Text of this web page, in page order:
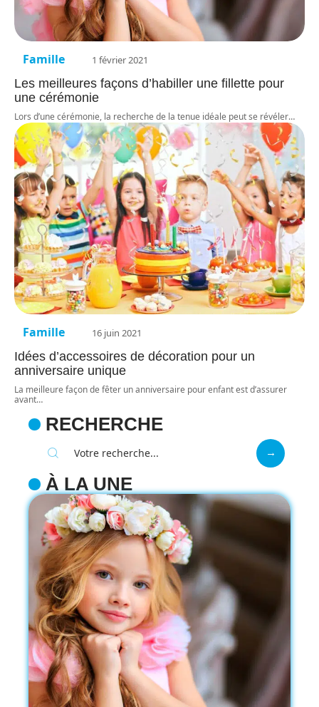
Famille 1 février 2021
Les meilleures façons d’habiller une fillette pour
une cérémonie
Lors d’une cérémonie, la recherche de la tenue idéale peut se révéler…
Famille 16 juin 2021
Idées d’accessoires de décoration pour un
anniversaire unique
La meilleure façon de fêter un anniversaire pour enfant est d’assurer
avant…
RECHERCHE
À LA UNE